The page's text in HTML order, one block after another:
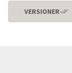
VERSIONERdone_all